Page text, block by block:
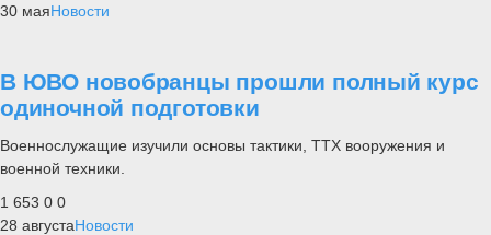
30 маяНовости
В ЮВО новобранцы прошли полный курс
одиночной подготовки
Военнослужащие изучили основы тактики, ТТХ вооружения и
военной техники.
1 653 0 0
28 августаНовости